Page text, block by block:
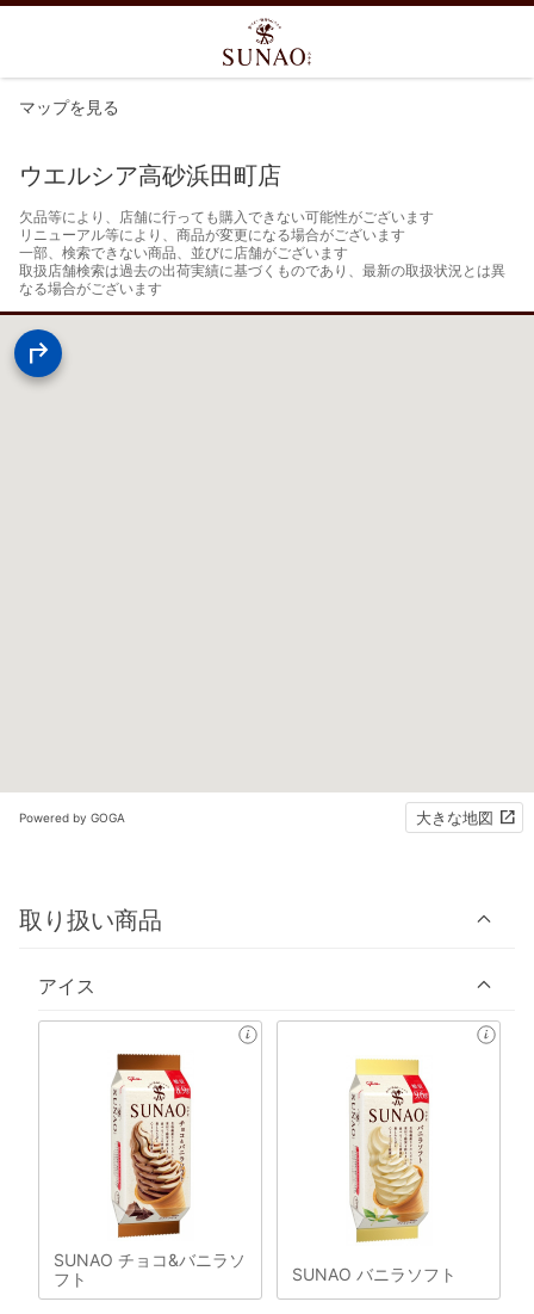
マップを見る
ウエルシア高砂浜田町店
欠品等により、店舗に行っても購入できない可能性がございます
リニューアル等により、商品が変更になる場合がございます
一部、検索できない商品、並びに店舗がございます
取扱店舗検索は過去の出荷実績に基づくものであり、最新の取扱状況とは異
なる場合がございます
Powered by GOGA 大きな地図
取り扱い商品
アイス
SUNAO チョコ&バニラソ
フト
SUNAO バニラソフト